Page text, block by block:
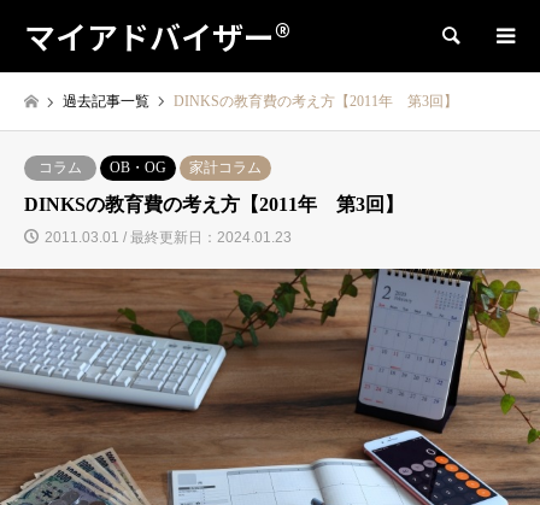
マイアドバイザー® 検索
過去記事一覧 DINKSの教育費の考え方【2011年 第3回】
コラム OB・OG 家計コラム
DINKSの教育費の考え方【2011年 第3回】
2011.03.01 / 最終更新日：2024.01.23